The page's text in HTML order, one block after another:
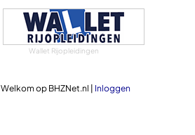
Wallet Rijopleidingen
Welkom op BHZNet.nl | Inloggen